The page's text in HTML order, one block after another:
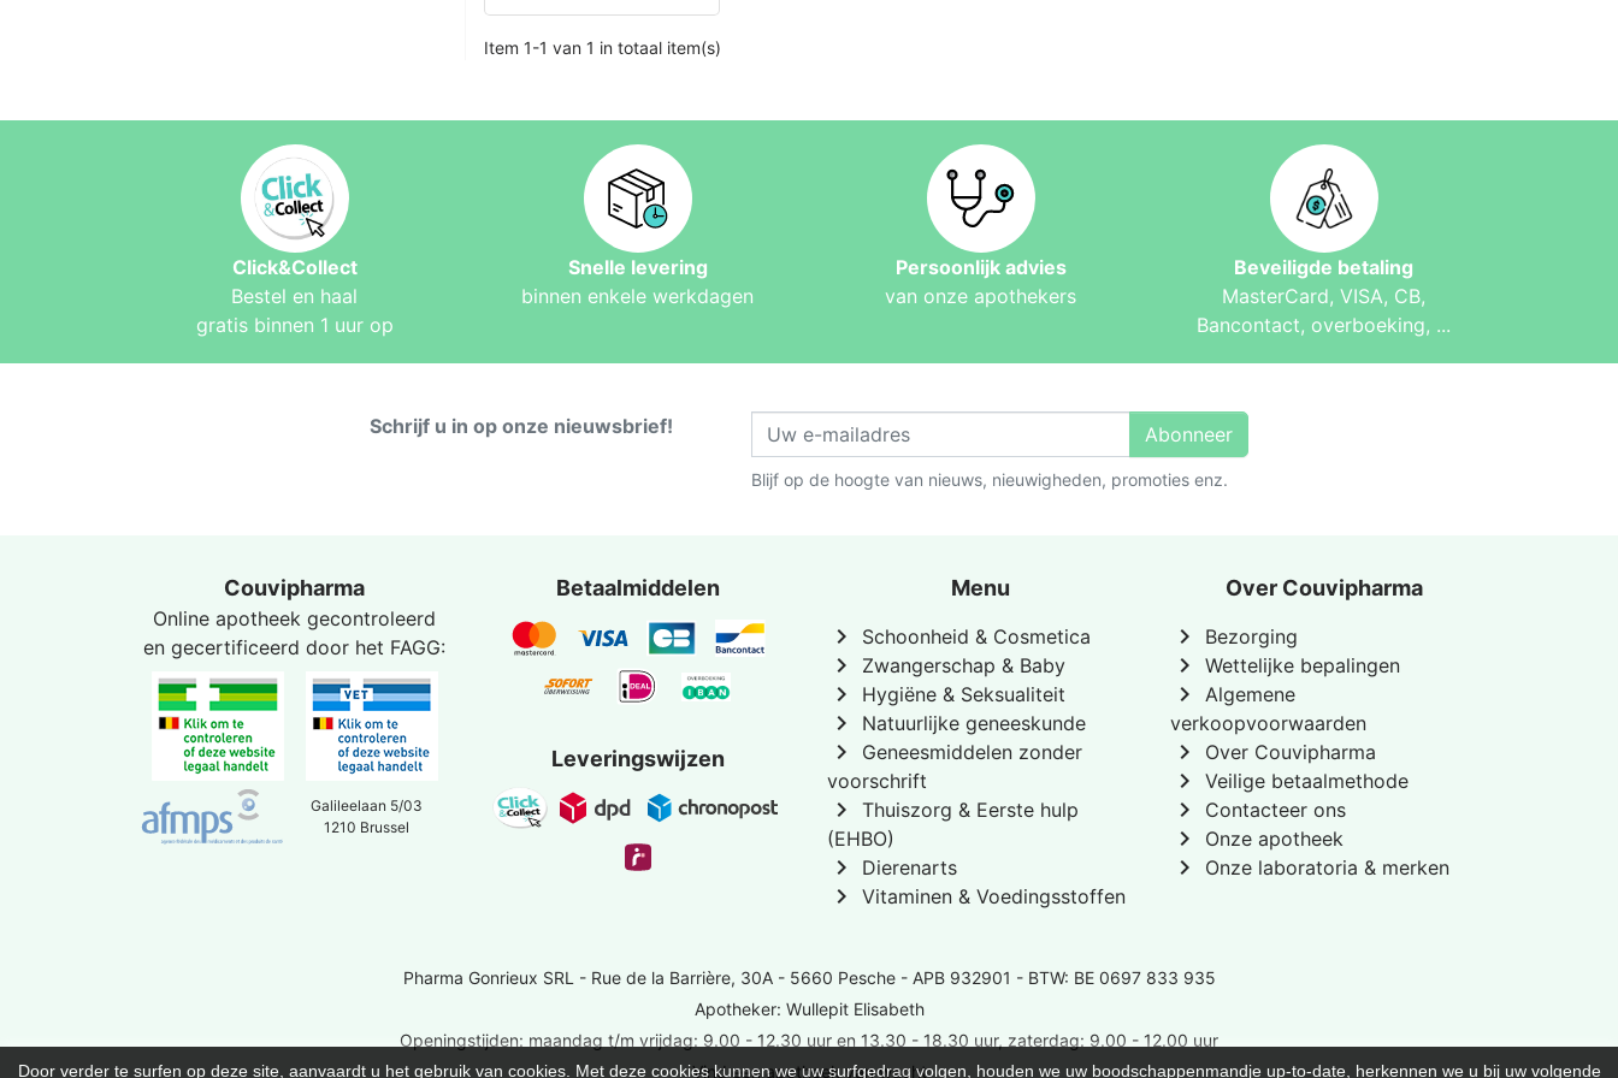
Item 1-1 van 1 in totaal item(s)
Click&Collect
Bestel en haal
gratis binnen 1 uur op
Snelle levering
binnen enkele werkdagen
Persoonlijk advies
van onze apothekers
Beveiligde betaling
MasterCard, VISA, CB,
Bancontact, overboeking, ...
Schrijf u in op onze nieuwsbrief! Abonneer
Blijf op de hoogte van nieuws, nieuwigheden, promoties enz.
Couvipharma
Online apotheek gecontroleerd
en gecertificeerd door het FAGG:
Galileelaan 5/03
1210 Brussel
Betaalmiddelen
Leveringswijzen
Menu
chevron_right Schoonheid & Cosmetica
chevron_right Zwangerschap & Baby
chevron_right Hygiëne & Seksualiteit
chevron_right Natuurlijke geneeskunde
chevron_right
Geneesmiddelen zonder
voorschrift
chevron_right
Thuiszorg & Eerste hulp
(EHBO)
chevron_right Dierenarts
chevron_right Vitaminen & Voedingsstoffen
Over Couvipharma
chevron_right Bezorging
chevron_right Wettelijke bepalingen
chevron_right
Algemene
verkoopvoorwaarden
chevron_right Over Couvipharma
chevron_right Veilige betaalmethode
chevron_right Contacteer ons
chevron_right Onze apotheek
chevron_right Onze laboratoria & merken
Door verder te surfen op deze site, aanvaardt u het gebruik van cookies. Met deze cookies kunnen we uw surfgedrag volgen, houden we uw boodschappenmandje up-to-date, herkennen we u bij uw volgende
Pharma Gonrieux SRL - Rue de la Barrière, 30A - 5660 Pesche- APB 932901 - BTW: BE 0697 833 935
Apotheker: Wullepit Elisabeth
Openingstijden: maandag t/m vrijdag: 9.00 - 12.30 uur en 13.30 - 18.30 uur, zaterdag: 9.00 - 12.00 uur
Vind een apotheek van wacht